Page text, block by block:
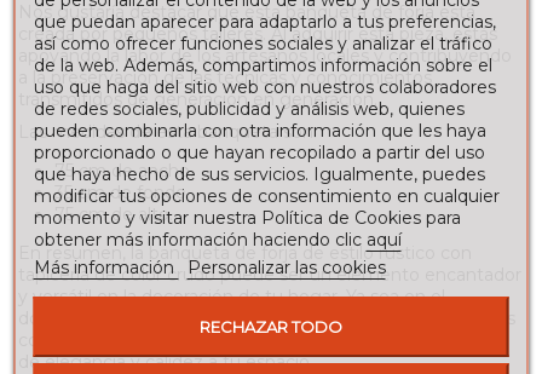
Nos gustaría destacar que esta banqueta de forja está
creada por pequeños talleres. Al adquirir esta pieza, estás
apoyando la labor de los artesanos locales y contribuyendo
a la preservación de las técnicas y conocimientos
transmitidos de generación en generación.
Las medidas de esta banqueta son:
75 cm de ancho.
35 cm de fondo.
75 cm de alto.
En resumen, la banqueta de forja de estilo rústico con
tapicería de color crudo puede ser un elemento encantador
y versátil en la decoración de tu hogar. Ya sea en el
dormitorio, salón, comedor o incluso en eventos especiales
como bodas civiles, esta pieza artesanal aportará un toque
de elegancia y calidez a tu espacio.
que puedan aparecer para adaptarlo a tus preferencias,
así como ofrecer funciones sociales y analizar el tráfico
de la web. Además, compartimos información sobre el
uso que haga del sitio web con nuestros colaboradores
de redes sociales, publicidad y análisis web, quienes
pueden combinarla con otra información que les haya
proporcionado o que hayan recopilado a partir del uso
que haya hecho de sus servicios. Igualmente, puedes
modificar tus opciones de consentimiento en cualquier
momento y visitar nuestra Política de Cookies para
obtener más información haciendo clic aquí
Más información
Personalizar las cookies
RECHAZAR TODO